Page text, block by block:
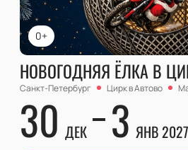
0+
НОВОГОДНЯЯ ЁЛКА В
Санкт-Петербург Цирк в Автово
30 ДЕК 3 ЯНВ 2027